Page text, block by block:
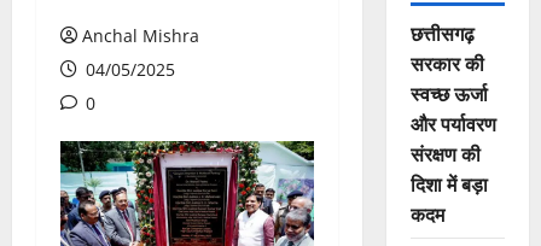
Anchal Mishra
04/05/2025
0
छत्तीसगढ़
सरकार की
स्वच्छ ऊर्जा
और पर्यावरण
संरक्षण की
दिशा में बड़ा
कदम